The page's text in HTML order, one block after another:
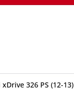
xDrive 326 PS (12-13)